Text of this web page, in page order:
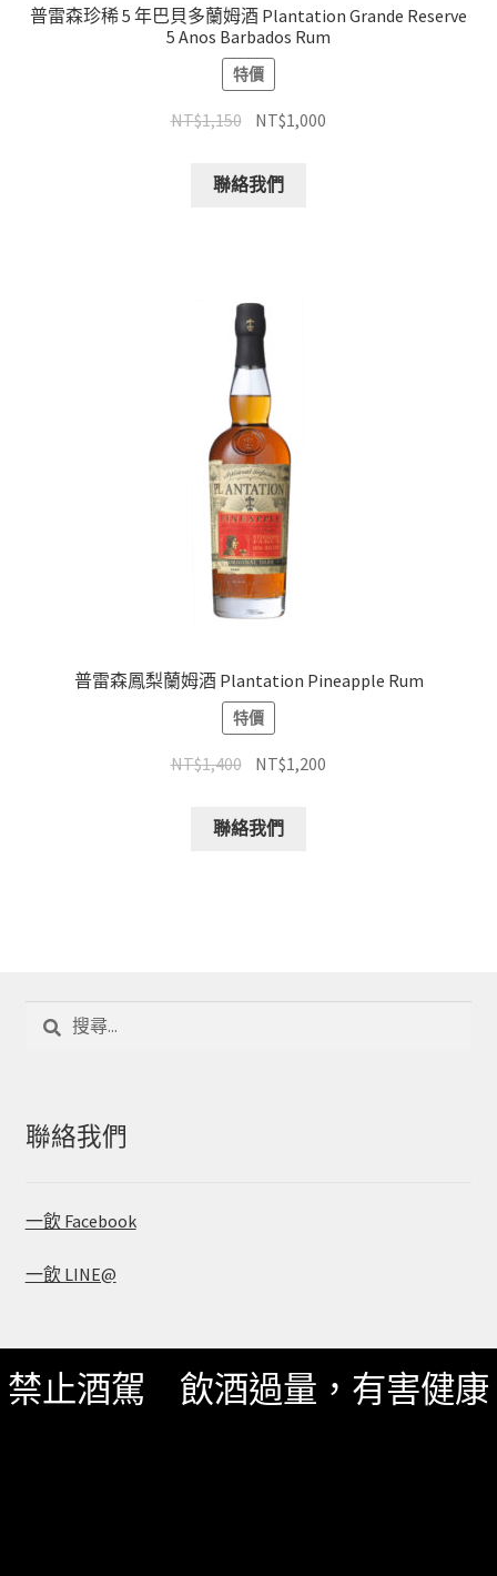
普雷森珍稀 5 年巴貝多蘭姆酒 Plantation Grande Reserve
5 Anos Barbados Rum
特價
NT$1,150 NT$1,000
聯絡我們
普雷森鳳梨蘭姆酒 Plantation Pineapple Rum
特價
NT$1,400 NT$1,200
聯絡我們
字:
聯絡我們
一飲 Facebook
一飲 LINE@
禁止酒駕 飲酒過量，有害健康